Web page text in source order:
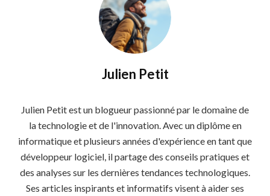
Julien Petit
Julien Petit est un blogueur passionné par le domaine de
la technologie et de l'innovation. Avec un diplôme en
informatique et plusieurs années d'expérience en tant que
développeur logiciel, il partage des conseils pratiques et
des analyses sur les dernières tendances technologiques.
Ses articles inspirants et informatifs visent à aider ses